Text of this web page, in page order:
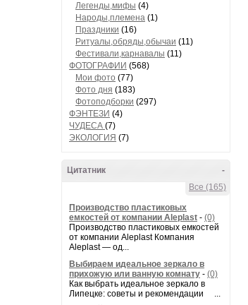
Легенды,мифы (4)
Народы,племена (1)
Праздники (16)
Ритуалы,обряды,обычаи (11)
Фестивали,карнавалы (11)
ФОТОГРАФИИ (568)
Мои фото (77)
Фото дня (183)
Фотоподборки (297)
ФЭНТЕЗИ (4)
ЧУДЕСА (7)
ЭКОЛОГИЯ (7)
-
Цитатник
Все (165)
Производство пластиковых
емкостей от компании Aleplast - (0)
Производство пластиковых емкостей
от компании Aleplast Компания
Aleplast — од...
Выбираем идеальное зеркало в
прихожую или ванную комнату - (0)
Как выбрать идеальное зеркало в
Липецке: советы и рекомендации ...